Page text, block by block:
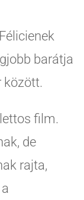
barátja
között.
film.
de
rajta,